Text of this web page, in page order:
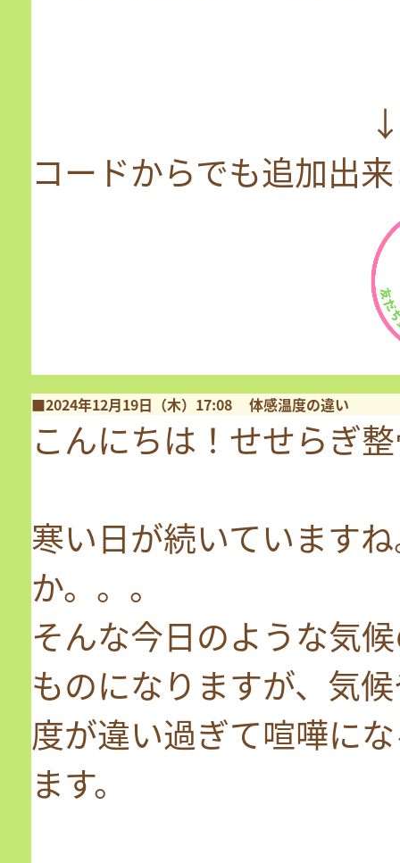
↓↓↓↓↓公式
コードからでも追加
■2024年12月19日（木）17:08 体感温度の違い
こんにちは！せせらぎ
寒い日が続いています
か。。。
そんな今日のような気
ものになりますが、気
度が違い過ぎて喧嘩に
ます。